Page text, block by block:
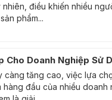
điều khiến nhiều
phẩm...
Cho Doanh Nghiệp Sử
tăng cao, việc lựa
đầu của nhiều doanh